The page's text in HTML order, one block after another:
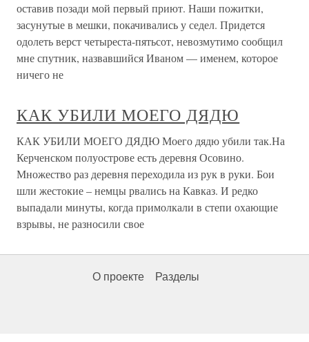
оставив позади мой первый приют. Наши пожитки,
засунутые в мешки, покачивались у седел. Придется
одолеть верст четыреста-пятьсот, невозмутимо сообщил
мне спутник, назвавшийся Иваном — именем, которое
ничего не
КАК УБИЛИ МОЕГО ДЯДЮ
КАК УБИЛИ МОЕГО ДЯДЮ Моего дядю убили так.На
Керченском полуострове есть деревня Осовино.
Множество раз деревня переходила из рук в руки. Бои
шли жестокие – немцы рвались на Кавказ. И редко
выпадали минуты, когда примолкали в степи охающие
взрывы, не разносили свое
О проекте Разделы